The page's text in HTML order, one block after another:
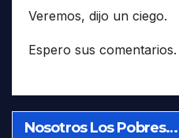
Veremos, dijo un ciego.
Espero sus comentarios.
Nosotros Los